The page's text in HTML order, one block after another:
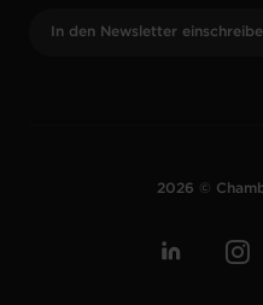
In den Newsletter
2026 ©